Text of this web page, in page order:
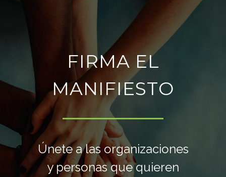
FIRMA EL
MANIFIESTO
Únete a las organizaciones
y personas que quieren